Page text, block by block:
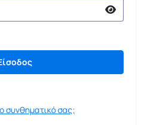
συνθηματικό σας;